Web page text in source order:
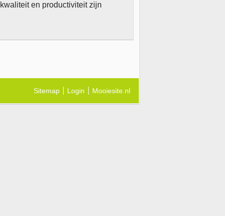
en productiviteit zijn
Sitemap Login Mooiesite.nl